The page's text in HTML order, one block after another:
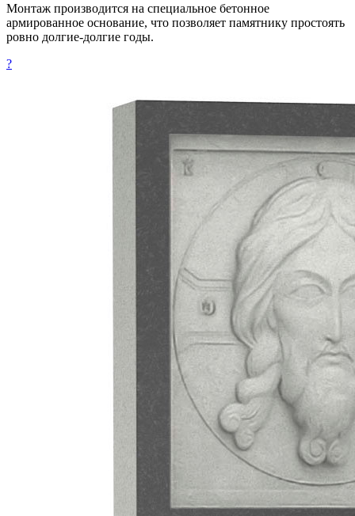
Монтаж производится на специальное бетонное
армированное основание, что позволяет памятнику простоять
ровно долгие-долгие годы.
?